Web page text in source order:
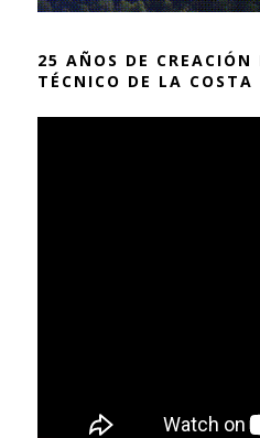
25 AÑOS DE
TÉCNICO DE LA COSTA